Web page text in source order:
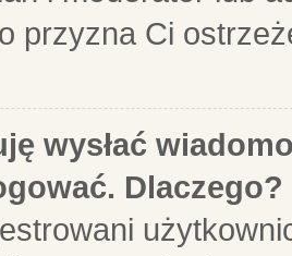
przyzna Ci
wysłać
Dlaczego?